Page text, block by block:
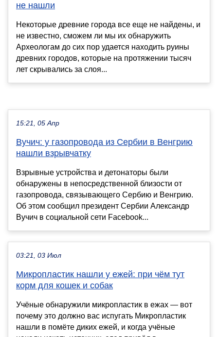
не нашли
Некоторые древние города все еще не найдены, и
не известно, сможем ли мы их обнаружить
Археологам до сих пор удается находить руины
древних городов, которые на протяжении тысяч
лет скрывались за слоя...
15:21, 05 Апр
Вучич: у газопровода из Сербии в Венгрию
нашли взрывчатку
Взрывные устройства и детонаторы были
обнаружены в непосредственной близости от
газопровода, связывающего Сербию и Венгрию.
Об этом сообщил президент Сербии Александр
Вучич в социальной сети Facebook...
03:21, 03 Июл
Микропластик нашли у ежей: при чём тут
корм для кошек и собак
Учёные обнаружили микропластик в ежах — вот
почему это должно вас испугать Микропластик
нашли в помёте диких ежей, и когда учёные